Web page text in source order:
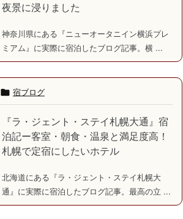
夜景に浸りました
神奈川県にある『ニューオータニイン横浜プレ
ミアム』に実際に宿泊したブログ記事。横 ...
 宿ブログ
『ラ・ジェント・ステイ札幌大通』宿
泊記ー客室・朝食・温泉と満足度高！
札幌で定宿にしたいホテル
北海道にある『ラ・ジェント・ステイ札幌大
通』に実際に宿泊したブログ記事。最高の立 ...